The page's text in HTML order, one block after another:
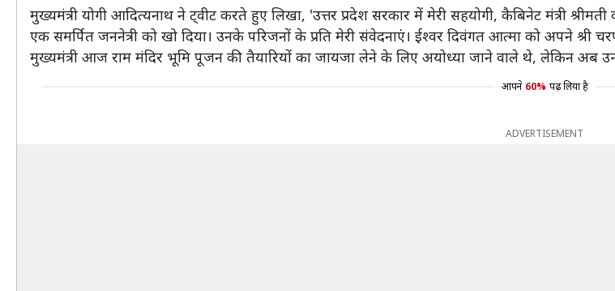
मुख्यमंत्री योगी आदित्यनाथ ने ट्वीट करते हुए लिखा, 'उत्तर प्रदेश सरकार में मेरी सहयोगी, कैबिनेट मंत्री
एक समर्पित जननेत्री को खो दिया। उनके परिजनों के प्रति मेरी संवेदनाएं। ईश्वर दिवंगत आत्मा को अपने श्री
मुख्यमंत्री आज राम मंदिर भूमि पूजन की तैयारियों का जायजा लेने के लिए अयोध्या जाने वाले थे, लेकिन अब
आपने 60% पढ़ लिया है
ADVERTISEMENT